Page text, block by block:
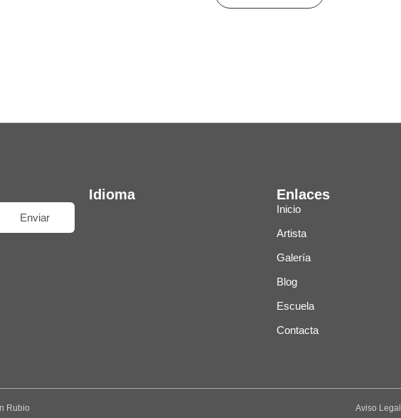
Enviar
Idioma Enlaces
Inicio
Artista
Galería
Blog
Escuela
Contacta
Rubio Aviso Legal